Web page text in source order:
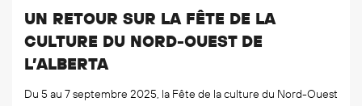
UN RETOUR SUR LA FÊTE DE LA
CULTURE DU NORD-OUEST DE
L’ALBERTA
Du 5 au 7 septembre 2025, la Fête de la culture du Nord-Ouest